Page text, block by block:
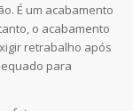
É um acabamento
o acabamento
retrabalho após
para